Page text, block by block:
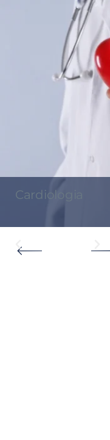
Cardiologia